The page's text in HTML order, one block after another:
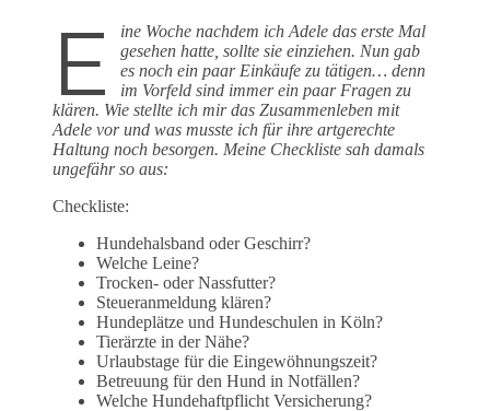
E
ine Woche nachdem ich Adele das erste Mal
gesehen hatte, sollte sie einziehen. Nun gab
es noch ein paar Einkäufe zu tätigen… denn
im Vorfeld sind immer ein paar Fragen zu
klären. Wie stellte ich mir das Zusammenleben mit
Adele vor und was musste ich für ihre artgerechte
Haltung noch besorgen. Meine Checkliste sah damals
ungefähr so aus:
Checkliste:
Hundehalsband oder Geschirr?
Welche Leine?
Trocken- oder Nassfutter?
Steueranmeldung klären?
Hundeplätze und Hundeschulen in Köln?
Tierärzte in der Nähe?
Urlaubstage für die Eingewöhnungszeit?
Betreuung für den Hund in Notfällen?
Welche Hundehaftpflicht Versicherung?